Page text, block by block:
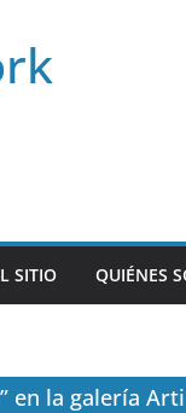
SITIO QUIÉNES
en la galería